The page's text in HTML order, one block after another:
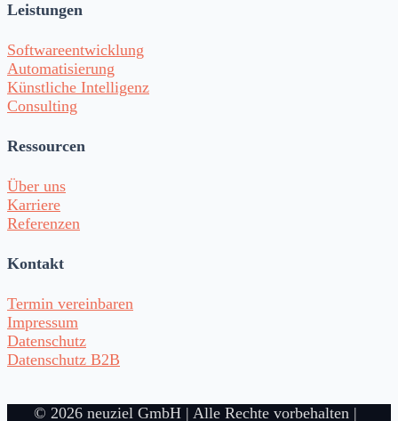
Leistungen
Softwareentwicklung
Automatisierung
Künstliche Intelligenz
Consulting
Ressourcen
Über uns
Karriere
Referenzen
Kontakt
Termin vereinbaren
Impressum
Datenschutz
Datenschutz B2B
© 2026 neuziel GmbH | Alle Rechte vorbehalten |